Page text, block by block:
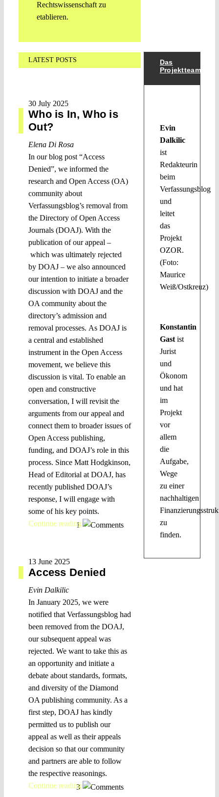
Rechtswissenschaft zu
etablieren.
LATEST POSTS
30 July 2025
Who is In, Who is
Out?
Elena Di Rosa
In our blog post “Access
Denied”, we informed the
research and Open Access (OA)
community about
Verfassungsblog’s removal from
the Directory of Open Access
Journals (DOAJ). With the
publication of our appeal –
which was ultimately rejected
by DOAJ – we also announced
our intention to initiate a broader
discussion with DOAJ and the
OA community about the
directory’s admission and
removal processes. As DOAJ is
a central and established
instrument in the Open Access
movement, we believe this
discussion is vital. To enable an
open and constructive
conversation, I will revisit the
arguments from our appeal and
connect them to broader issues of
Open Access publishing,
funding, and DOAJ’s role in this
process. Since Matt Hodgkinson,
Head of Editorial at DOAJ, has
recently published DOAJ’s
response, I will engage with
some of his key points.
Continue reading >>
1
13 June 2025
Access Denied
Evin Dalkilic
In January 2025, we were
notified that Verfassungsblog had
been removed from the DOAJ,
our subsequent appeal was
rejected. We want to take this as
an opportunity and initiate a
debate about standards, formats,
and diversity of the Diamond
OA publishing community. As a
first step, DOAJ has kindly
permitted us to publish our
appeal as well as their appeals
decision so that our community
and partners are able to follow
the respective reasonings.
Continue reading >>
3
Das
Projektteam
Evin
Dalkilic
ist
Redakteurin
beim
Verfassungsblog
und
leitet
das
Projekt
OZOR.
(Foto:
Maurice
Weiß/Ostkreuz)
Konstantin
Gastist
Jurist
und
Ökonom
und hat
im
Projekt
vor
allem
die
Aufgabe,
Wege
zu einer
nachhaltigen
zu
finden.